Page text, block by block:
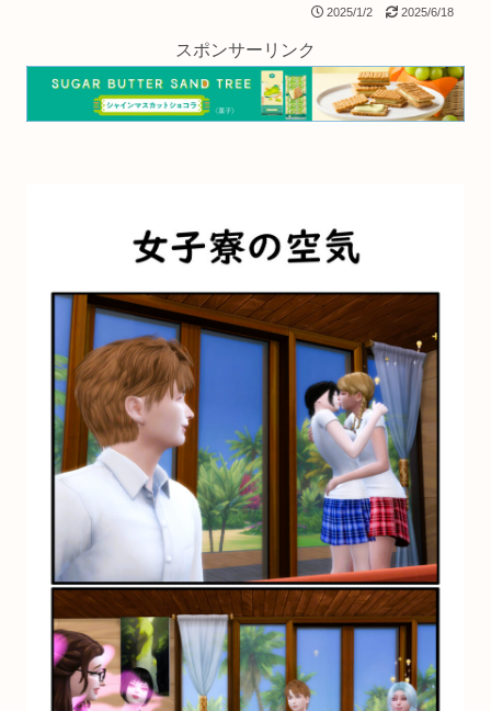
2025/1/2 2025/6/18
スポンサーリンク